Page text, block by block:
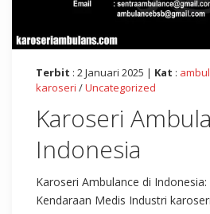
Terbit : 2 Januari 2025 | Kat :
karoseri /Uncategorized
Karoseri
Indonesia
Karoseri Ambulance di
Kendaraan Medis Industri